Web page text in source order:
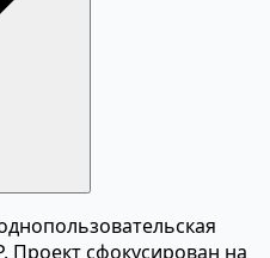
Проект сфокусирован на